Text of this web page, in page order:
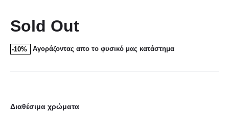
Sold Out
-10% Αγοράζοντας απο το φυσικό μας κατάστημα
Διαθέσιμα χρώματα